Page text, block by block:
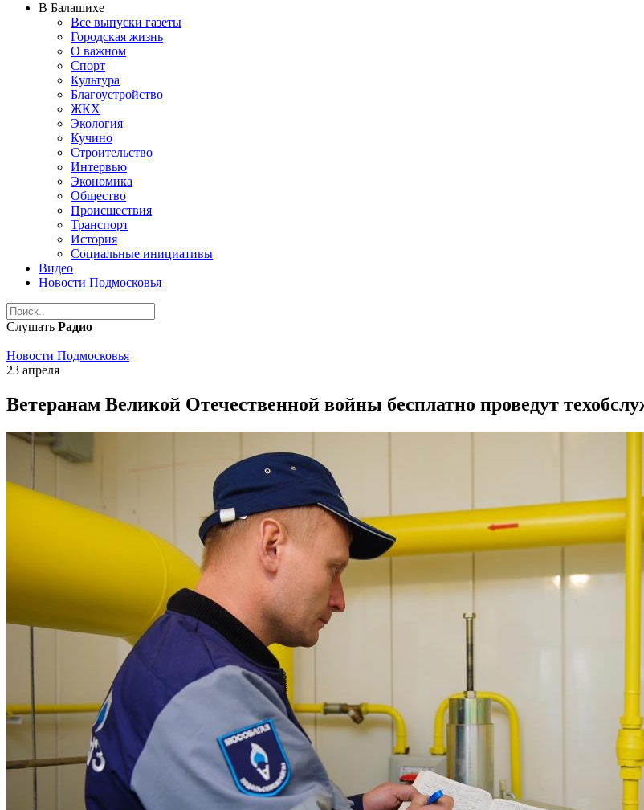
В Балашихе
Все выпуски газеты
Городская жизнь
О важном
Спорт
Культура
Благоустройство
ЖКХ
Экология
Кучино
Строительство
Интервью
Экономика
Общество
Происшествия
Транспорт
История
Социальные инициативы
Видео
Новости Подмосковья
Слушать Радио
Новости Подмосковья
23 апреля
Ветеранам Великой Отечественной войны бесплатно проведут